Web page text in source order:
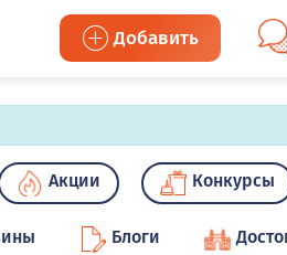
Добавить
Акции Конкурсы
Блоги